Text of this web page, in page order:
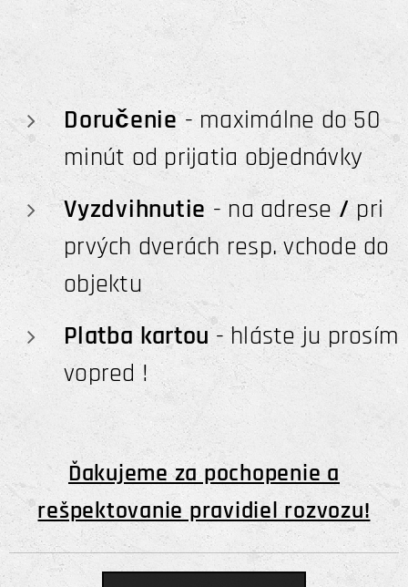
Doručenie- maximálne do 50
minút od prijatia objednávky
Vyzdvihnutie - na adrese/pri
prvých dverách resp. vchode do
objektu
Platba kartou- hláste ju prosím
vopred !
Ďakujeme za pochopenie a
rešpektovanie pravidiel rozvozu!